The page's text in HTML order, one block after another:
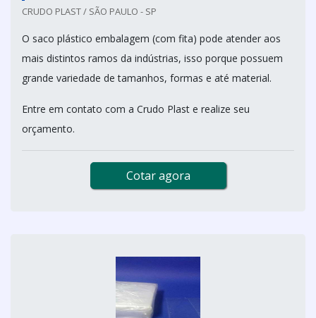
CRUDO PLAST / SÃO PAULO - SP
O saco plástico embalagem (com fita) pode atender aos
mais distintos ramos da indústrias, isso porque possuem
grande variedade de tamanhos, formas e até material.
Entre em contato com a Crudo Plast e realize seu
orçamento.
Cotar agora